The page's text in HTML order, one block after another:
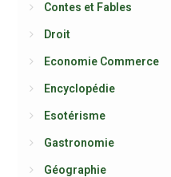
Contes et Fables
Droit
Economie Commerce
Encyclopédie
Esotérisme
Gastronomie
Géographie